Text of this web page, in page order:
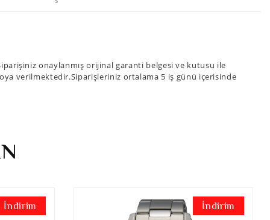
onaylanmış orijinal garanti belgesi ve kutusu ile
verilmektedir.Siparişleriniz ortalama 5 iş günü içerisinde
İndirim İndirim